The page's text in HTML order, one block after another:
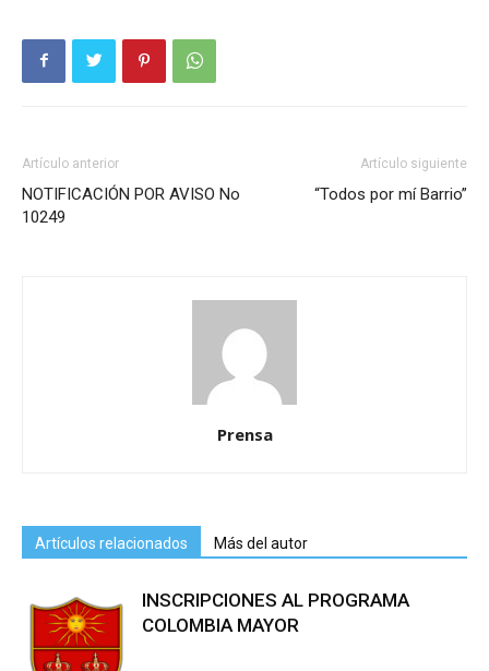
Artículo anterior
NOTIFICACIÓN POR AVISO No
10249
Artículo siguiente
“Todos por mí Barrio”
Prensa
Artículos relacionados Más del autor
INSCRIPCIONES AL PROGRAMA
COLOMBIA MAYOR